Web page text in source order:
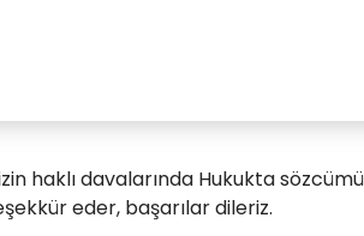
haklı davalarında Hukukta
eder, başarılar dileriz.